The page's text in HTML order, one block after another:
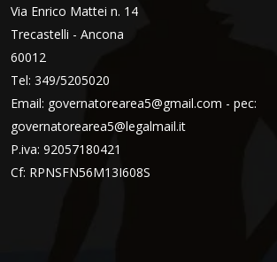
Via Enrico Mattei n. 14
Trecastelli - Ancona
60012
Tel: 349/5205020
Email: governatorearea5@gmail.com - pec:
governatorearea5@legalmail.it
P.iva: 92057180421
Cf: RPNSFN56M13I608S